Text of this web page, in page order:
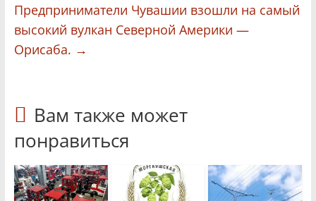
Предприниматели Чувашии взошли на самый
высокий вулкан Северной Америки —
Орисаба. →
Вам также может
понравиться